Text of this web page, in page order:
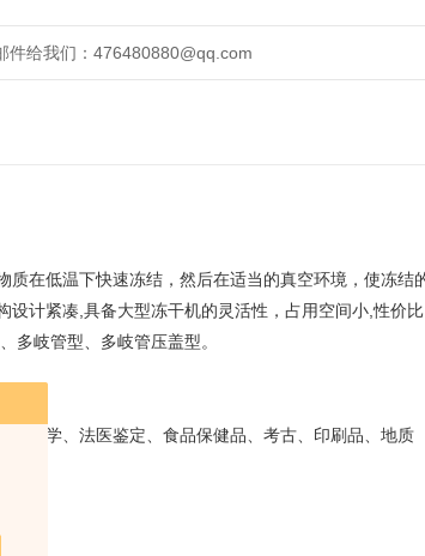
件给我们：476480880@qq.com
在低温下快速冻结，然后在适当的真空环境，使冻结
设计紧凑,具备大型冻干机的灵活性，占用空间小,性价比
多岐管型、多岐管压盖型。
物学、法医鉴定、食品保健品、考古、印刷品、地质